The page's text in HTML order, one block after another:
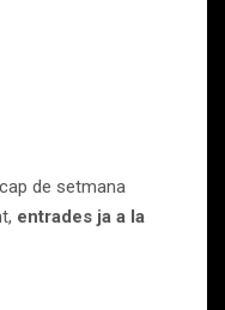
de setmana
entrades ja a la